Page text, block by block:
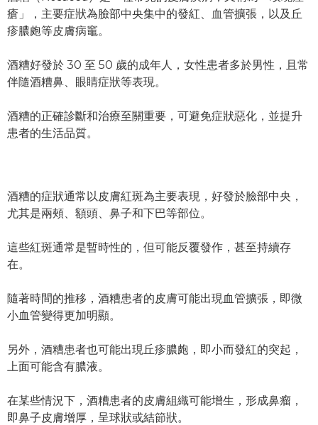
瘡」，主要症狀為臉部中央集中的發紅、血管擴張，以及丘
疹膿皰等皮膚病竈。
酒糟好發於 30 至 50 歲的成年人，女性患者多於男性，且常
伴隨酒糟鼻、眼睛症狀等表現。
酒糟的正確診斷和治療至關重要，可避免症狀惡化，並提升
患者的生活品質。
酒糟的症狀通常以皮膚紅斑為主要表現，好發於臉部中央，
尤其是兩頰、額頭、鼻子和下巴等部位。
這些紅斑通常是暫時性的，但可能反覆發作，甚至持續存
在。
隨著時間的推移，酒糟患者的皮膚可能出現血管擴張，即微
小血管變得更加明顯。
另外，酒糟患者也可能出現丘疹膿皰，即小而發紅的突起，
上面可能含有膿液。
在某些情況下，酒糟患者的皮膚組織可能增生，形成鼻瘤，
即鼻子皮膚增厚，呈球狀或結節狀。